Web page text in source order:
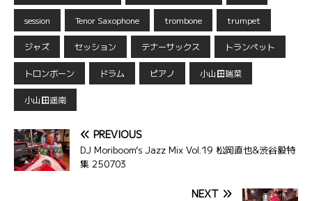
session Tenor Saxophone trombone trumpet
ジャズ セッション テナーサックス トランペット
トロンボーン ドラム ピアノ 小山田瑞菜
小山田遥南
PREVIOUS
DJ Moriboom’s Jazz Mix Vol.19 松岡直也&渋谷毅特
集 250703
NEXT